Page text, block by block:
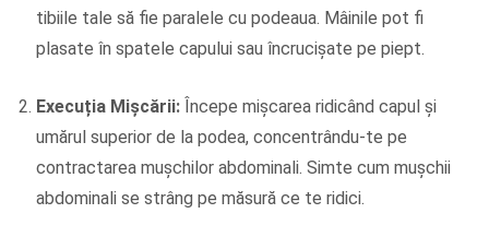
tibiile tale să fie paralele cu podeaua. Mâinile pot fi
plasate în spatele capului sau încrucișate pe piept.
Execuția Mișcării: Începe mișcarea ridicând capul și
umărul superior de la podea, concentrându-te pe
contractarea mușchilor abdominali. Simte cum mușchii
abdominali se strâng pe măsură ce te ridici.